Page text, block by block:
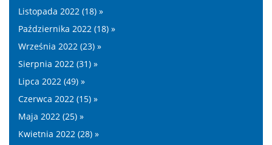
Listopada 2022 (18) »
Października 2022 (18) »
Września 2022 (23) »
Sierpnia 2022 (31) »
Lipca 2022 (49) »
Czerwca 2022 (15) »
Maja 2022 (25) »
Kwietnia 2022 (28) »